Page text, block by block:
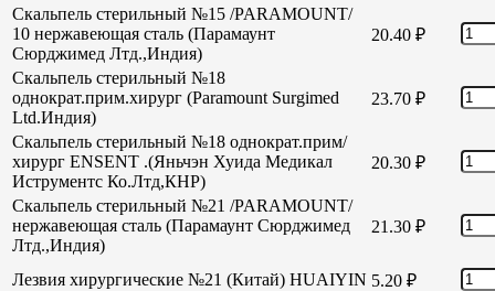
Скальпель стерильный №15 /PARAMOUNT/
10 нержавеющая сталь (Парамаунт
Сюрджимед Лтд.,Индия)
20.40 ₽
Скальпель стерильный №18
однократ.прим.хирург (Paramount Surgimed
Ltd.Индия)
23.70 ₽
Скальпель стерильный №18 однократ.прим/
хирург ENSENT .(Яньчэн Хуида Медикал
Иструментс Ко.Лтд,КНР)
20.30 ₽
Скальпель стерильный №21 /PARAMOUNT/
нержавеющая сталь (Парамаунт Сюрджимед
Лтд.,Индия)
21.30 ₽
Лезвия хирургические №21 (Китай) HUAIYIN 5.20 ₽